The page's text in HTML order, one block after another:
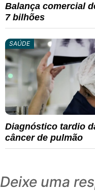
Balança comercial
7 bilhões
SAÚDE
Diagnóstico tardio
câncer de pulmão
Deixe uma